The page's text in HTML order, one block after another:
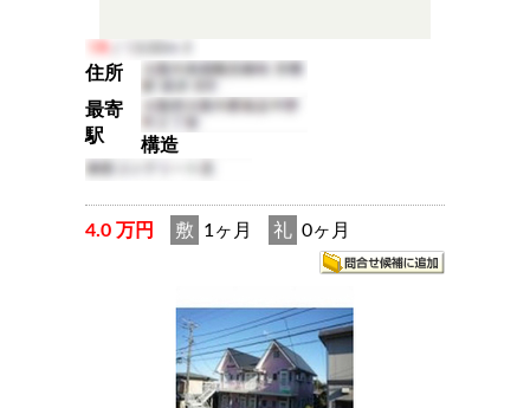
住所
最寄
駅
構造
4.0 万円 敷 1ヶ月 礼 0ヶ月